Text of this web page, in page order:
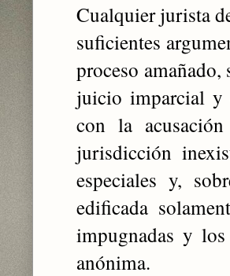
Cualquier jurista
suficientes
proceso
juicio imparcial y
con la
jurisdicción
especiales y,
edificada
impugnadas y
anónima.